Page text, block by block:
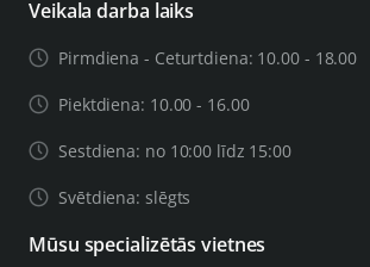
Veikala darba laiks
Pirmdiena - Ceturtdiena: 10.00 - 18.00
Piektdiena: 10.00 - 16.00
Sestdiena: no 10:00 līdz 15:00
Svētdiena: slēgts
Mūsu specializētās vietnes